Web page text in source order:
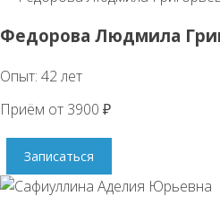
Федорова Людмила
Опыт: 42 лет
Приём от 3900 ₽
Записаться